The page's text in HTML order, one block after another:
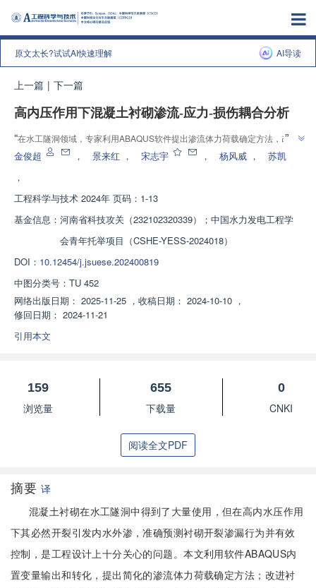
原文太长?试试AI快速理解 AI导读
上一篇 | 下一篇
高内压作用下混凝土衬砌渗流-应力-损伤耦合分析
“在水工隧洞领域，专家利用ABAQUS软件提出渗流体力荷载确定方法，改进
混凝土渗透系数模型，实现渗流-应力-损伤耦合分析，为复杂隧洞设计提供有
”
金俊超 ， 景来红 ， 宋志宇 ， 杨风威 ，
苏凯
，
工程科学与技术 2024年 页码：1-13
基金信息： 河南省科技攻关（232102320339）；中国水力发电工程学
会青年托举项目（CSHE-YESS-2024018）
DOI： 10.12454/j.jsuese.202400819
中图分类号： TU 452
网络出版日期： 2025-11-25 ， 收稿日期： 2024-10-10 ，
修回日期： 2024-11-21
引用本文
159
浏览量
655
下载量
0
CNKI
阅读全文PDF
摘要 译
混凝土衬砌在水工隧洞中得到了大量使用，但在高内水压作用
下其必然开裂引发内水外渗，准确预测衬砌开裂渗漏行为并有效
控制，是工程设计上十分关心的问题。本文利用软件ABAQUS内
置变量输出和转化，提出简化的渗流体力荷载确定方法；改进衬